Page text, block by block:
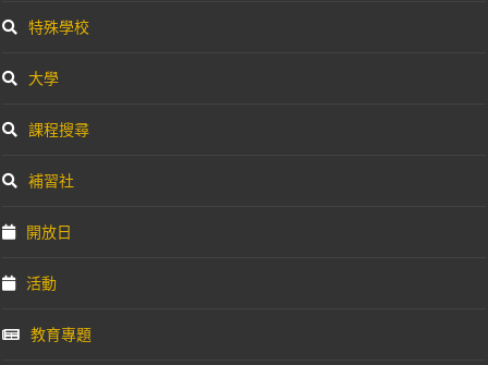
特殊學校
大學
課程搜尋
補習社
開放日
活動
教育專題